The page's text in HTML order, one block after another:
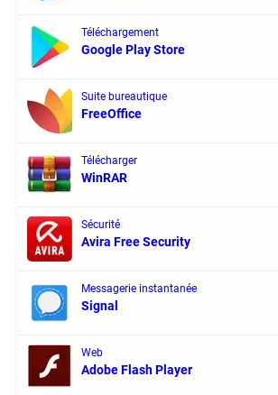
Téléchargement
Google Play Store
Suite bureautique
FreeOffice
Télécharger
WinRAR
Sécurité
Avira Free Security
Messagerie instantanée
Signal
Web
Adobe Flash Player